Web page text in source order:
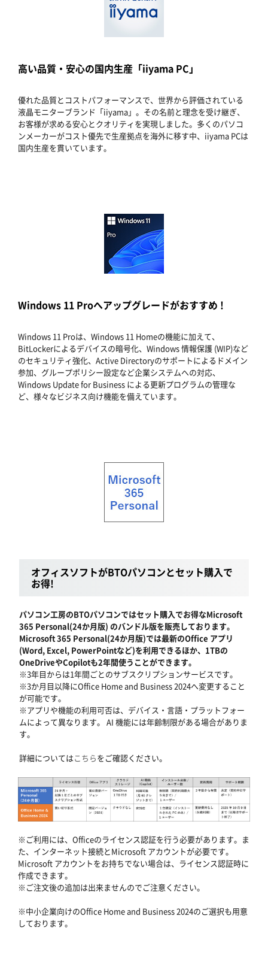
高い品質・安心の国内生産「iiyama PC」
優れた品質とコストパフォーマンスで、世界から評価されている
液晶モニターブランド「iiyama」。その名前と理念を受け継ぎ、
お客様が求める安心とクオリティを実現しました。多くのパソコ
ンメーカーがコスト優先で生産拠点を海外に移す中、iiyama PCは
国内生産を貫いています。
Windows 11 Proへアップグレードがおすすめ !
Windows 11 Proは、Windows 11 Homeの機能に加えて、
BitLockerによるデバイスの暗号化、Windows 情報保護 (WIP)など
のセキュリティ強化、Active Directoryのサポートによるドメイン
参加、グループポリシー設定など企業システムへの対応、
Windows Update for Business による更新プログラムの管理な
ど、様々なビジネス向け機能を備えています。
オフィスソフトがBTOパソコンとセット購入で
お得!
パソコン工房のBTOパソコンではセット購入でお得なMicrosoft
365 Personal(24か月版) のバンドル版を販売しております。
Microsoft 365 Personal(24か月版)では最新のOffice アプリ
(Word, Excel, PowerPointなど)を利用できるほか、1TBの
OneDriveやCopilotも2年間使うことができます。
※3年目からは1年間ごとのサブスクリプションサービスです。
※3か月目以降にOffice Home and Business 2024へ変更すること
が可能です。
※アプリや機能の利用可否は、デバイス・言語・プラットフォー
ムによって異なります。 AI 機能には年齢制限がある場合がありま
す。
詳細についてはこちらをご確認ください。
※ご利用には、Officeのライセンス認証を行う必要があります。ま
た、インターネット接続とMicrosoft アカウントが必要です。
Microsoft アカウントをお持ちでない場合は、ライセンス認証時に
作成できます。
※ご注文後の追加は出来ませんのでご注意ください。
※中小企業向けのOffice Home and Business 2024のご選択も用意
しております。